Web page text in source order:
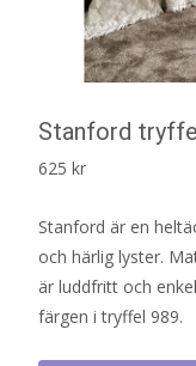
Stanford
625 kr
Stanford är en
och härlig lyster.
är luddfritt och
färgen i tryffel 989.